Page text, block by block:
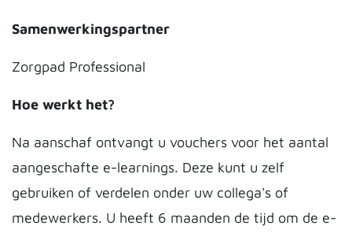
Samenwerkingspartner
Zorgpad Professional
Hoe werkt het?
Na aanschaf ontvangt u vouchers voor het aantal
aangeschafte e-learnings. Deze kunt u zelf
gebruiken of verdelen onder uw collega's of
medewerkers. U heeft 6 maanden de tijd om de e-